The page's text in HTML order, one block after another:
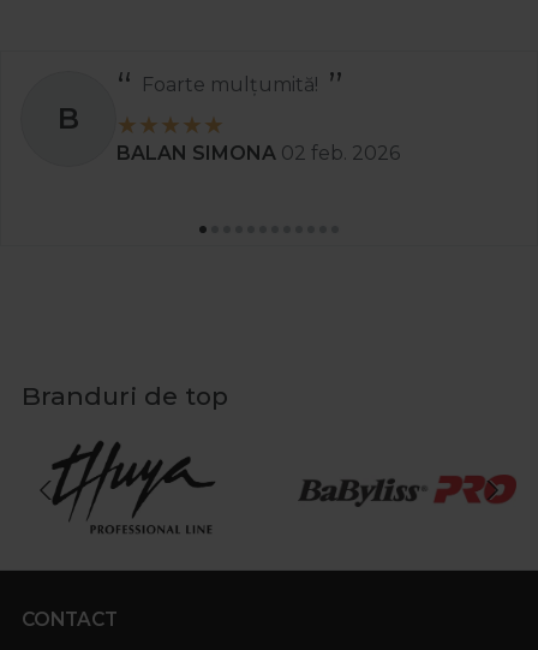
B
Foarte mulțumită!
BALAN SIMONA 02 feb. 2026
Branduri de top
CONTACT